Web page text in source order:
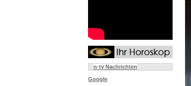
n-tv Nachrichten
Google